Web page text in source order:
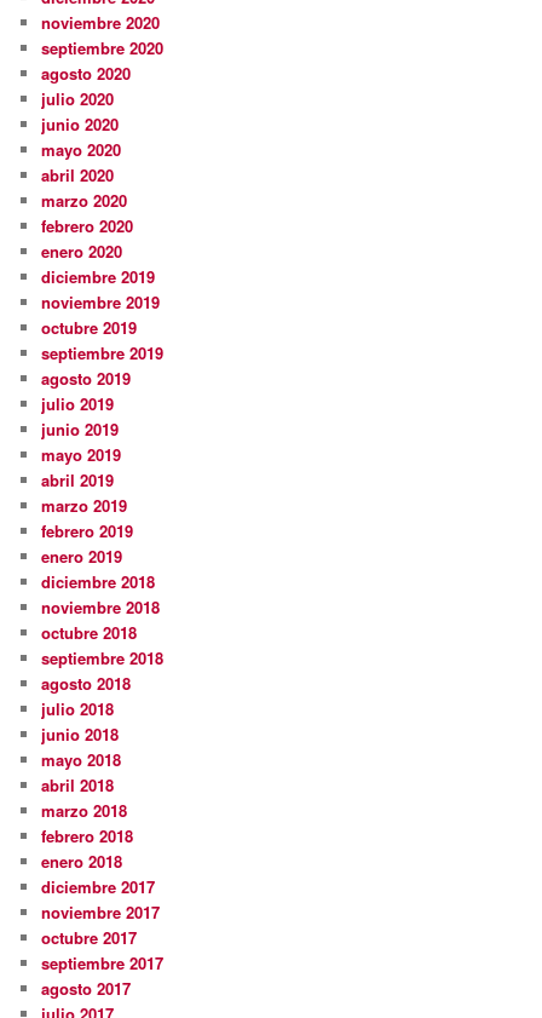
noviembre 2020
septiembre 2020
agosto 2020
julio 2020
junio 2020
mayo 2020
abril 2020
marzo 2020
febrero 2020
enero 2020
diciembre 2019
noviembre 2019
octubre 2019
septiembre 2019
agosto 2019
julio 2019
junio 2019
mayo 2019
abril 2019
marzo 2019
febrero 2019
enero 2019
diciembre 2018
noviembre 2018
octubre 2018
septiembre 2018
agosto 2018
julio 2018
junio 2018
mayo 2018
abril 2018
marzo 2018
febrero 2018
enero 2018
diciembre 2017
noviembre 2017
octubre 2017
septiembre 2017
agosto 2017